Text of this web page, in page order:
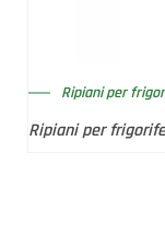
Ripiani per
Ripiani per